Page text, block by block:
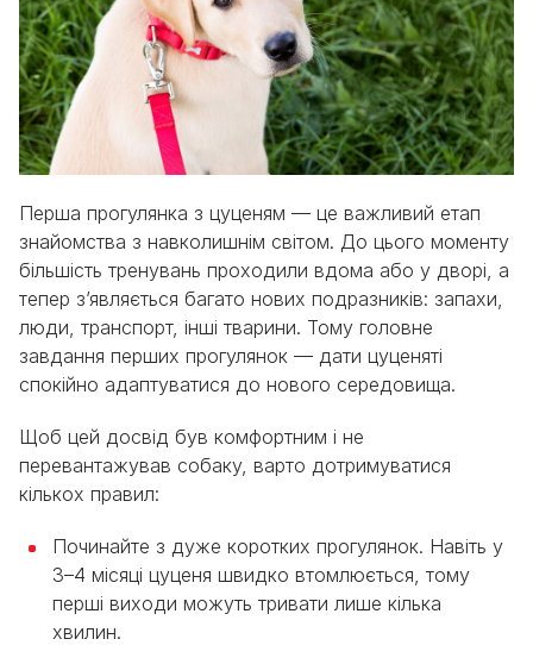
Перша прогулянка з цуценям — це важливий етап
знайомства з навколишнім світом. До цього моменту
більшість тренувань проходили вдома або у дворі, а
тепер з’являється багато нових подразників: запахи,
люди, транспорт, інші тварини. Тому головне
завдання перших прогулянок — дати цуценяті
спокійно адаптуватися до нового середовища.
Щоб цей досвід був комфортним і не
перевантажував собаку, варто дотримуватися
кількох правил:
Починайте з дуже коротких прогулянок. Навіть у
3–4 місяці цуценя швидко втомлюється, тому
перші виходи можуть тривати лише кілька
хвилин.